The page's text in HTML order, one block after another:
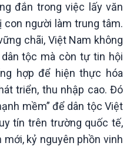
đắn trong việc lấy văn
con người làm trung tâm.
chãi, Việt Nam không
tộc mà còn tự tin hội
hợp để hiện thực hóa
triển, thu nhập cao. Đó
mềm” để dân tộc Việt
tín trên trường quốc tế,
kỷ nguyên phồn vinh